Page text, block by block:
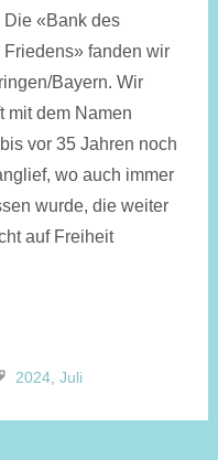
Die «Bank des
Friedens» fanden wir
Bayern. Wir
mit dem Namen
vor 35 Jahren noch
wo auch immer
wurde, die weiter
auf Freiheit
2024, Juli